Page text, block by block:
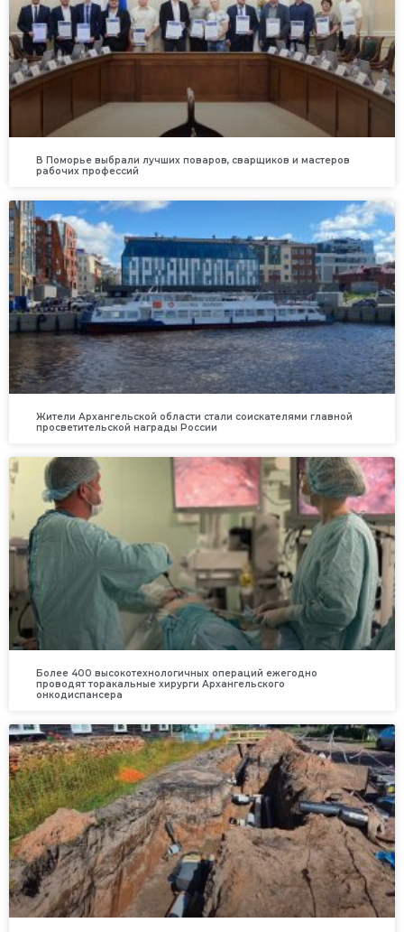
В Поморье выбрали лучших поваров, сварщиков и мастеров
рабочих профессий
Жители Архангельской области стали соискателями главной
просветительской награды России
Более 400 высокотехнологичных операций ежегодно
проводят торакальные хирурги Архангельского
онкодиспансера